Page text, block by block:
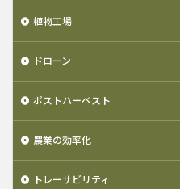
植物工場
ドローン
ポストハーベスト
農業の効率化
トレーサビリティ